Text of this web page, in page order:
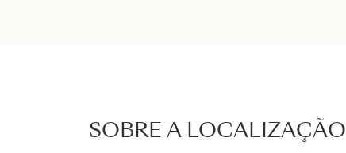
SOBRE A LOCALIZAÇÃO